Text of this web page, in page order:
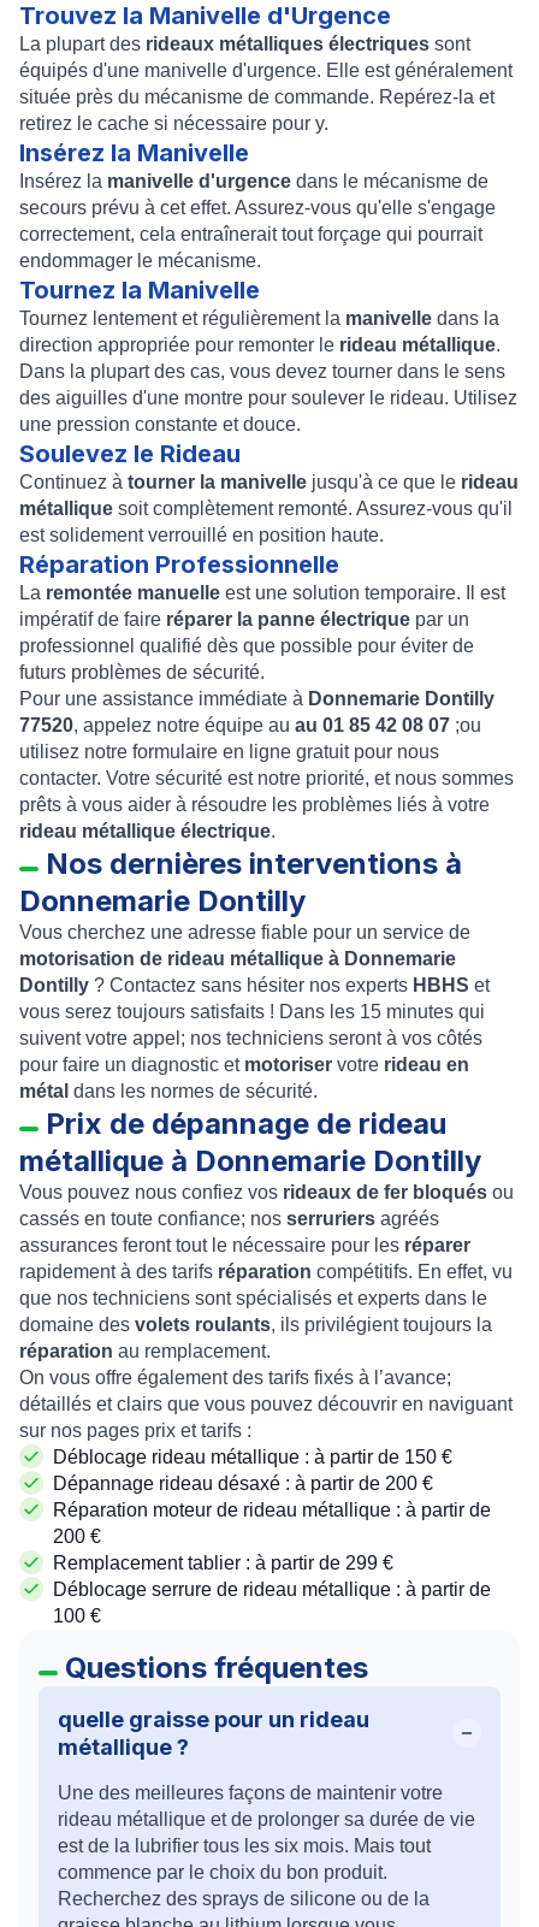
Trouvez la Manivelle d'Urgence
La plupart des rideaux métalliques électriques sont
équipés d'une manivelle d'urgence. Elle est généralement
située près du mécanisme de commande. Repérez-la et
retirez le cache si nécessaire pour y.
Insérez la Manivelle
Insérez la manivelle d'urgence dans le mécanisme de
secours prévu à cet effet. Assurez-vous qu'elle s'engage
correctement, cela entraînerait tout forçage qui pourrait
endommager le mécanisme.
Tournez la Manivelle
Tournez lentement et régulièrement la manivelle dans la
direction appropriée pour remonter le rideau métallique.
Dans la plupart des cas, vous devez tourner dans le sens
des aiguilles d'une montre pour soulever le rideau. Utilisez
une pression constante et douce.
Soulevez le Rideau
Continuez à tourner la manivelle jusqu'à ce que le rideau
métallique soit complètement remonté. Assurez-vous qu'il
est solidement verrouillé en position haute.
Réparation Professionnelle
La remontée manuelle est une solution temporaire. Il est
impératif de faire réparer la panne électrique par un
professionnel qualifié dès que possible pour éviter de
futurs problèmes de sécurité.
Pour une assistance immédiate à Donnemarie Dontilly
77520, appelez notre équipe au au 01 85 42 08 07 ;ou
utilisez notre formulaire en ligne gratuit pour nous
contacter. Votre sécurité est notre priorité, et nous sommes
prêts à vous aider à résoudre les problèmes liés à votre
rideau métallique électrique.
Nos dernières interventions à
Donnemarie Dontilly
Vous cherchez une adresse fiable pour un service de
motorisation de rideau métallique à Donnemarie
Dontilly ? Contactez sans hésiter nos experts HBHS et
vous serez toujours satisfaits ! Dans les 15 minutes qui
suivent votre appel; nos techniciens seront à vos côtés
pour faire un diagnostic et motoriser votre rideau en
métal dans les normes de sécurité.
Prix de dépannage de rideau
métallique à Donnemarie Dontilly
Vous pouvez nous confiez vos rideaux de fer bloqués ou
cassés en toute confiance; nos serruriers agréés
assurances feront tout le nécessaire pour les réparer
rapidement à des tarifs réparation compétitifs. En effet, vu
que nos techniciens sont spécialisés et experts dans le
domaine des volets roulants, ils privilégient toujours la
réparation au remplacement.
On vous offre également des tarifs fixés à l’avance;
détaillés et clairs que vous pouvez découvrir en naviguant
sur nos pages prix et tarifs :
Déblocage rideau métallique : à partir de 150 €
Dépannage rideau désaxé : à partir de 200 €
Réparation moteur de rideau métallique : à partir de
200 €
Remplacement tablier : à partir de 299 €
Déblocage serrure de rideau métallique : à partir de
100 €
Questions fréquentes
quelle graisse pour un rideau
métallique ?
Une des meilleures façons de maintenir votre
rideau métallique et de prolonger sa durée de vie
est de la lubrifier tous les six mois. Mais tout
commence par le choix du bon produit.
Recherchez des sprays de silicone ou de la